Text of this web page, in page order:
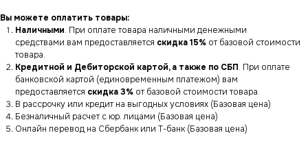
Вы можете оплатить товары:
Наличными. При оплате товара наличными денежными
средствами вам предоставляется скидка 15% от базовой стоимости
товара.
Кредитной и Дебиторской картой, а также по СБП. При оплате
банковской картой (единовременным платежом) вам
предоставляется скидка 3% от базовой стоимости товара.
В рассрочку или кредит на выгодных условиях (Базовая цена)
Безналичный расчет с юр. лицами (Базовая цена)
Онлайн перевод на Сбербанк или Т-банк (Базовая цена)